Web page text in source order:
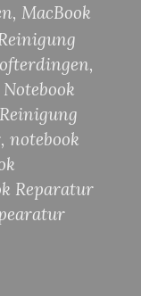
, MacBook
,
Notebook
, notebook
Reparatur